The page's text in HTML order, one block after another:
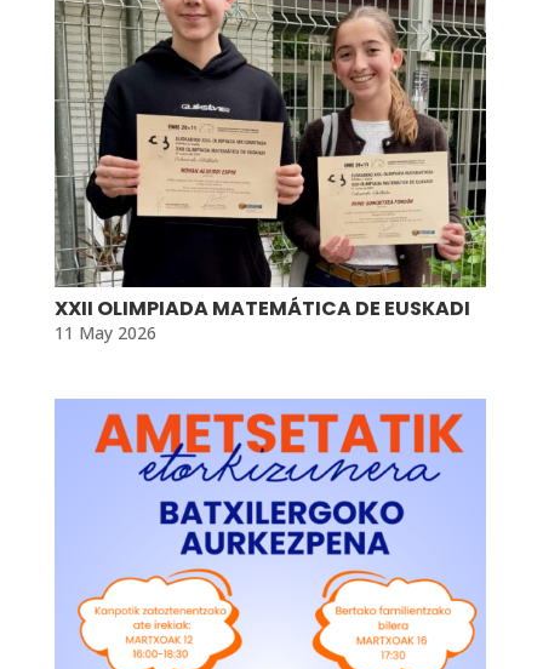
XXII OLIMPIADA MATEMÁTICA DE EUSKADI
11 May 2026